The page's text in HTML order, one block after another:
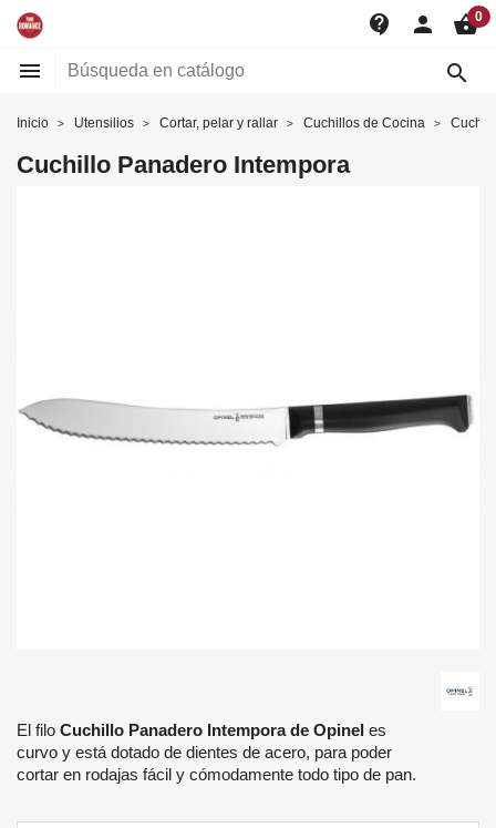
contact_support person shopping_basket0
 
Inicio Utensilios Cortar, pelar y rallar Cuchillos de Cocina
Cuchillo Panadero Intempora
El filo Cuchillo Panadero Intempora de Opinel es
curvo y está dotado de dientes de acero, para poder
cortar en rodajas fácil y cómodamente todo tipo de pan.